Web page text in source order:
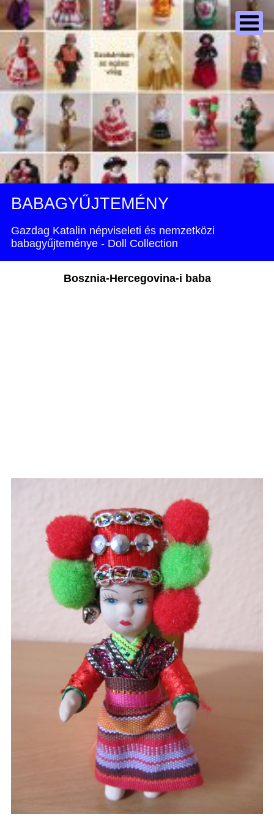
BABAGYŰJTEMÉNY
Gazdag Katalin népviseleti és nemzetközi
babagyűjteménye - Doll Collection
Bosznia-Hercegovina-i baba